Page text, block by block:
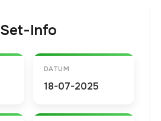
Set-Info
DATUM
18-07-2025